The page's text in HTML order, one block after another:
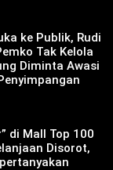
ke Publik, Rudi
Tak Kelola
Diminta Awasi
di Mall Top 100
Disorot,